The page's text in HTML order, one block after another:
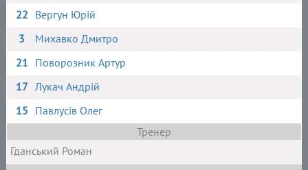
22 Вергун Юрій
3
Михавко Дмитро
21 Поворозник Артур
17 Лукач Андрій
15 Павлусів Олег
Тренер
Гданський Роман